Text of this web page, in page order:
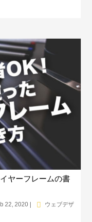
用利用可能、かつ無料で
トが知りたい方は必見で
ヤーフレームの書
22, 2020
ウェブデザ